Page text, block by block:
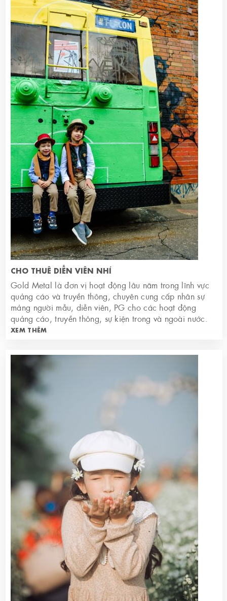
CHO THUÊ DIỄN VIÊN NHÍ
Gold Metal là đơn vị hoạt động lâu năm trong lĩnh vực
quảng cáo và truyền thông, chuyên cung cấp nhân sự
mảng người mẫu, diễn viên, PG cho các hoạt động
quảng cáo, truyền thông, sự kiện trong và ngoài nước.
XEM THÊM